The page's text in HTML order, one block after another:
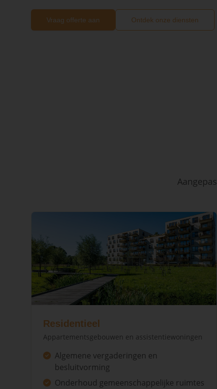
Vraag offerte aan Ontdek onze diensten
Residentieel
Appartementsgebouwen en assistentiewoningen
Algemene vergaderingen en
besluitvorming
Onderhoud gemeenschappelijke ruimtes